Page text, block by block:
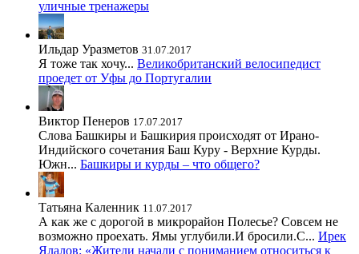
уличные тренажеры
Ильдар Уразметов 31.07.2017
Я тоже так хочу... Великобританский велосипедист
проедет от Уфы до Португалии
Виктор Пенеров 17.07.2017
Слова Башкиры и Башкирия происходят от Ирано-
Индийского сочетания Баш Куру - Верхние Курды.
Южн... Башкиры и курды – что общего?
Татьяна Каленник 11.07.2017
А как же с дорогой в микрорайон Полесье? Совсем не
возможно проехать. Ямы углубили.И бросили.С... Ирек
Ялалов: «Жители начали с пониманием относиться к